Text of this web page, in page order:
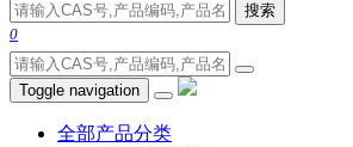
搜索
0
Toggle navigation
全部产品分类